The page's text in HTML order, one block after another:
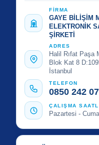
FİRMA
GAYE BİLİŞİM
ELEKTRONİK
ŞİRKETİ
ADRES
Halil Rıfat Paşa
Blok Kat 8
İstanbul
TELEFON
0850 242
ÇALIŞMA
Pazartesi -